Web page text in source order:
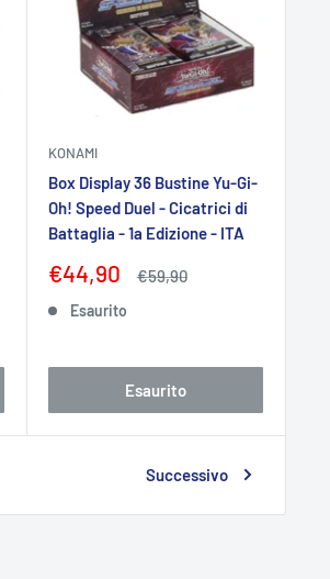
KONAMI
Box Display 36 Bustine Yu-Gi-
Oh! Speed Duel - Cicatrici di
Battaglia - 1a Edizione - ITA
Prezzo
€44,90 Prezzo
€59,90
Esaurito
Esaurito
Successivo